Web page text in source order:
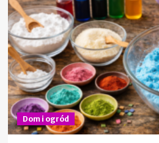
Dom i ogród